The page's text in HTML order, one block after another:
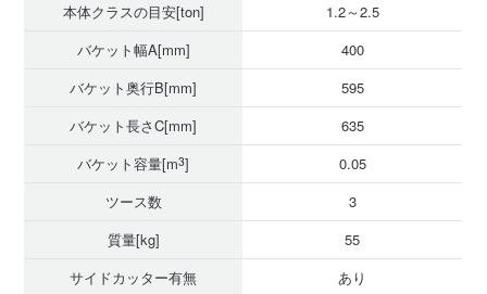
本体クラスの目安[ton]
1.2～2.5
バケット幅A[mm]
400
バケット奥行B[mm]
595
バケット長さC[mm]
635
バケット容量[m3]
0.05
ツース数
3
質量[kg]
55
サイドカッター有無
あり